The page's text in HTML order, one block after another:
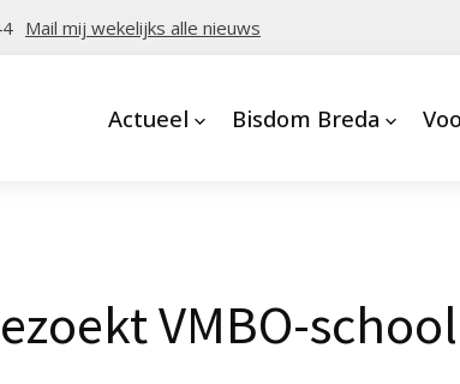
Mail mij wekelijks alle nieuws
Actueel Bisdom Breda
VMBO-